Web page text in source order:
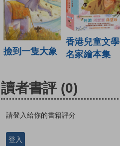
撿到一隻大象
香港兒童文學
名家繪本集
讀者書評 (0)
請登入給你的書籍評分
登入